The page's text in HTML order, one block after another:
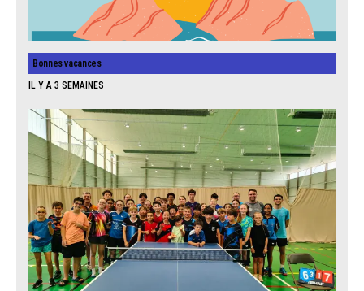
Bonnes vacances
IL Y A 3 SEMAINES